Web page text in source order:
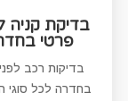
בדיקת קניה
פרטי
בדיקות רכב
בחדרה לכל סוגי